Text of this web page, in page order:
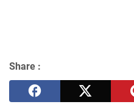
Share :